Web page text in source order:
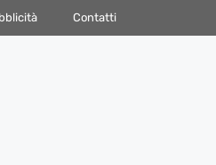
Contatti